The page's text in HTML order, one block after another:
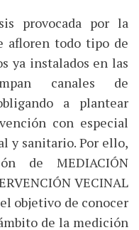
provocada por la
afloren todo tipo de
ya instalados en las
canales de
a plantear
con especial
y sanitario. Por ello,
de MEDIACIÓN
VECINAL
objetivo de conocer
de la medición